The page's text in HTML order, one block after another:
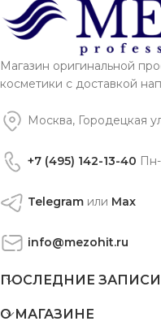
Магазин оригинальной
косметики с доставкой
Москва, Городецкая
+7 (495) 142-13-40
Telegram или Max
info@mezohit.ru
ПОСЛЕДНИЕ ЗАПИСИ
О МАГАЗИНЕ